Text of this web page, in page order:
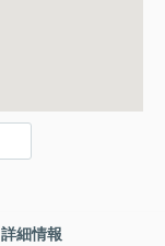
詳細情報